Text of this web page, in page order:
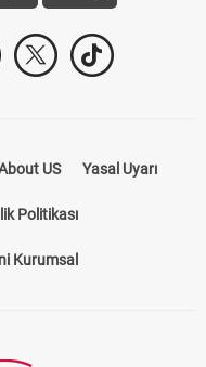
US Yasal Uyarı
Politikası
Kurumsal